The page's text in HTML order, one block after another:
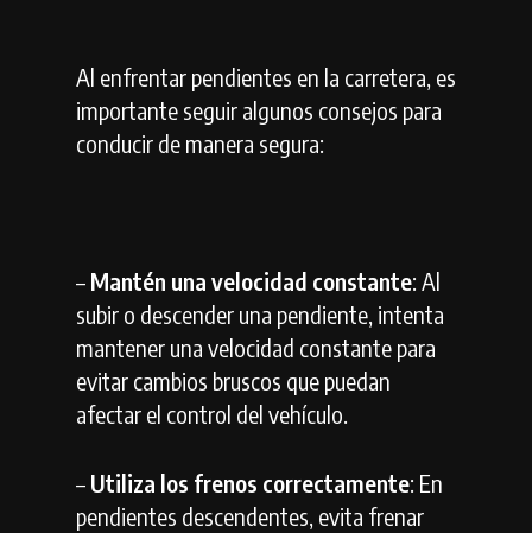
Al enfrentar pendientes en la carretera, es
importante seguir algunos consejos para
conducir de manera segura:
– Mantén una velocidad constante: Al
subir o descender una pendiente, intenta
mantener una velocidad constante para
evitar cambios bruscos que puedan
afectar el control del vehículo.
– Utiliza los frenos correctamente: En
pendientes descendentes, evita frenar